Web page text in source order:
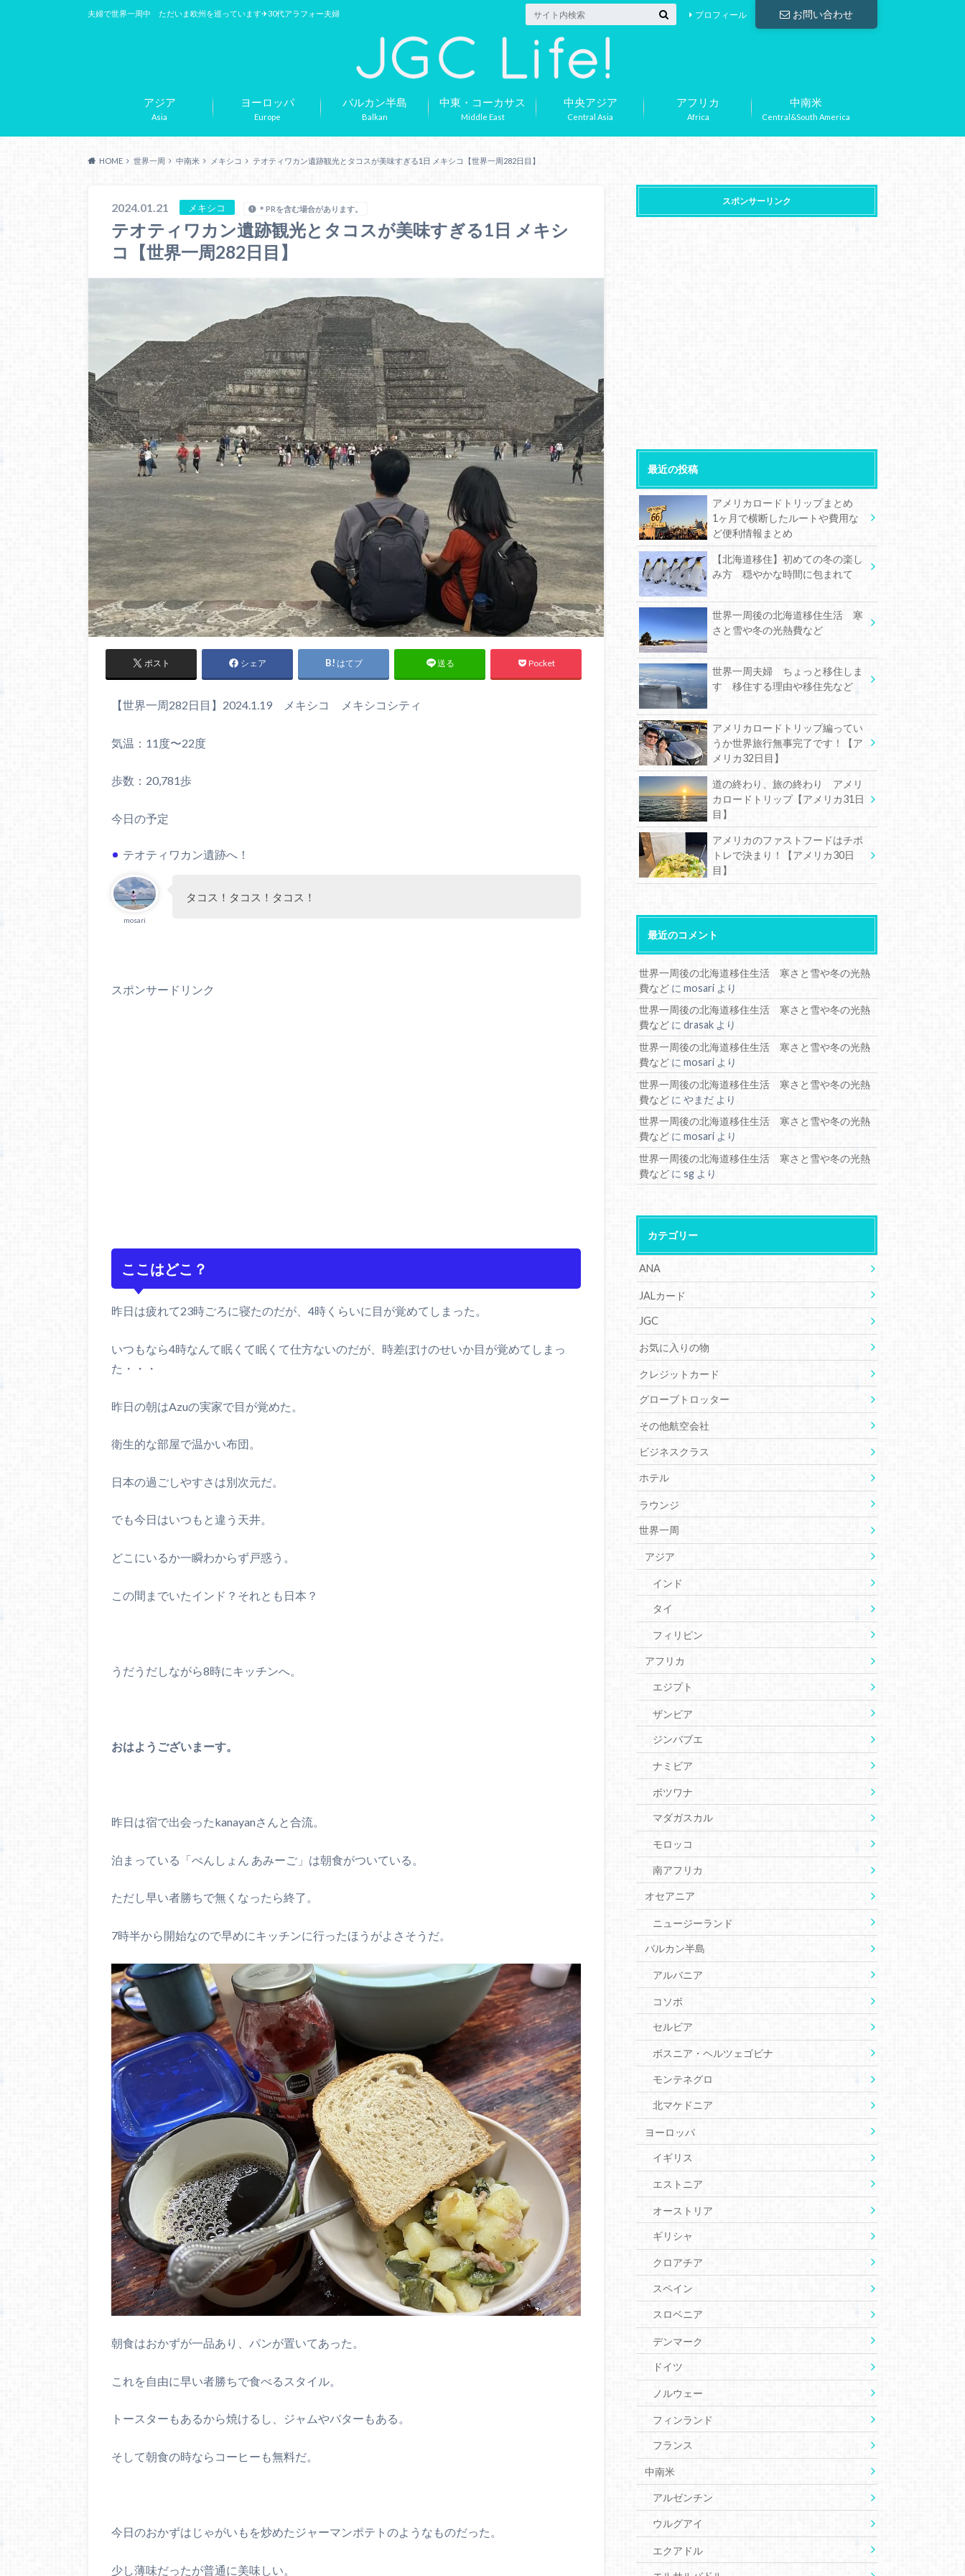
夫婦で世界一周中 ただいま欧州を巡っています✈︎30代アラフォー夫婦 お問い合わせ
プロフィール
Asia
アジア
Europe
ヨーロッパ
Balkan
バルカン半島
Middle East
中東・コーカサス
Central Asia
中央アジア
Africa
アフリカ
Central&South America
中南米
HOME 世界一周 中南米 メキシコ テオティワカン遺跡観光とタコスが美味すぎる1日 メキシコ【世界一周282日目】
2024.01.21 メキシコ ＊PRを含む場合があります。
テオティワカン遺跡観光とタコスが美味すぎる1日 メキシ
コ【世界一周282日目】
ポスト シェア はてブ 送る Pocket
【世界一周282日目】2024.1.19 メキシコ メキシコシティ
気温：11度〜22度
歩数：20,781歩
今日の予定
テオティワカン遺跡へ！
mosari
タコス！タコス！タコス！
スポンサードリンク
ここはどこ？
昨日は疲れて23時ごろに寝たのだが、4時くらいに目が覚めてしまった。
いつもなら4時なんて眠くて眠くて仕方ないのだが、時差ぼけのせいか目が覚めてしまっ
た・・・
昨日の朝はAzuの実家で目が覚めた。
衛生的な部屋で温かい布団。
日本の過ごしやすさは別次元だ。
でも今日はいつもと違う天井。
どこにいるか一瞬わからず戸惑う。
この間までいたインド？それとも日本？
うだうだしながら8時にキッチンへ。
おはようございまーす。
昨日は宿で出会ったkanayanさんと合流。
泊まっている「ぺんしょん あみーご」は朝食がついている。
ただし早い者勝ちで無くなったら終了。
7時半から開始なので早めにキッチンに行ったほうがよさそうだ。
朝食はおかずが一品あり、パンが置いてあった。
これを自由に早い者勝ちで食べるスタイル。
トースターもあるから焼けるし、ジャムやバターもある。
そして朝食の時ならコーヒーも無料だ。
今日のおかずはじゃがいもを炒めたジャーマンポテトのようなものだった。
少し薄味だったが普通に美味しい。
スポンサーリンク
最近の投稿
アメリカロードトリップまとめ
1ヶ月で横断したルートや費用な
ど便利情報まとめ
【北海道移住】初めての冬の楽し
み方 穏やかな時間に包まれて
世界一周後の北海道移住生活 寒
さと雪や冬の光熱費など
世界一周夫婦 ちょっと移住しま
す 移住する理由や移住先など
アメリカロードトリップ編ってい
うか世界旅行無事完了です！【ア
メリカ32日目】
道の終わり、旅の終わり アメリ
カロードトリップ【アメリカ31日
目】
アメリカのファストフードはチポ
トレで決まり！【アメリカ30日
目】
最近のコメント
世界一周後の北海道移住生活 寒さと雪や冬の光熱
費など にmosari より
世界一周後の北海道移住生活 寒さと雪や冬の光熱
費など にdrasak より
世界一周後の北海道移住生活 寒さと雪や冬の光熱
費など にmosari より
世界一周後の北海道移住生活 寒さと雪や冬の光熱
費など にやまだ より
世界一周後の北海道移住生活 寒さと雪や冬の光熱
費など にmosari より
世界一周後の北海道移住生活 寒さと雪や冬の光熱
費など にsg より
カテゴリー
ANA
JALカード
JGC
お気に入りの物
クレジットカード
グローブトロッター
その他航空会社
ビジネスクラス
ホテル
ラウンジ
世界一周
アジア
インド
タイ
フィリピン
アフリカ
エジプト
ザンビア
ジンバブエ
ナミビア
ボツワナ
マダガスカル
モロッコ
南アフリカ
オセアニア
ニュージーランド
バルカン半島
アルバニア
コソボ
セルビア
ボスニア・ヘルツェゴビナ
モンテネグロ
北マケドニア
ヨーロッパ
イギリス
エストニア
オーストリア
ギリシャ
クロアチア
スペイン
スロベニア
デンマーク
ドイツ
ノルウェー
フィンランド
フランス
中南米
アルゼンチン
ウルグアイ
エクアドル